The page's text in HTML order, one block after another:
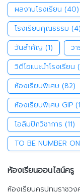
ผลงานโรงเรียน (40)
โรงเรียนคุณธรรม (4)
วันสำคัญ (1) ว
วิดีโอแนะนำโรงเรียน
ห้องเรียนพิเศษ (82)
ห้องเรียนพิเศษ GIP
โอลิมปิกวิชาการ (11)
TO BE NUMBER
ห้องเรียนออนไลน์ครู
ห้องเรียนครูปทุมราชวง